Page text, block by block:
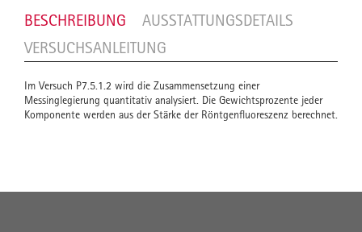
BESCHREIBUNG
AUSSTATTUNGSDETAILS
VERSUCHSANLEITUNG
Im Versuch P7.5.1.2 wird die Zusammensetzung einer
Messinglegierung quantitativ analysiert. Die Gewichtsprozente jeder
Komponente werden aus der Stärke der Röntgenfluoreszenz berechnet.